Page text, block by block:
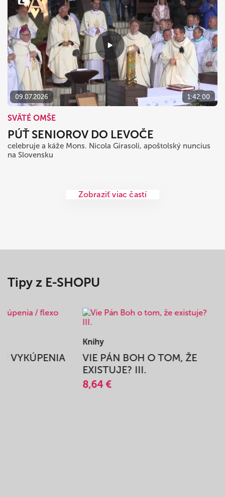
09.07.2026 1:42:00
SVÄTÉ OMŠE
PÚŤ SENIOROV DO LEVOČE
celebruje a káže Mons. Nicola Girasoli, apoštolský nuncius
na Slovensku
Zobraziť viac častí
Tipy z E-SHOPU
VYKÚPENIA
Knihy
VIE PÁN BOH O TOM, ŽE
EXISTUJE? III.
8,64 €